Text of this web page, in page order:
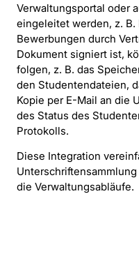
Verwaltungsportal oder
eingeleitet werden, z.
Bewerbungen durch
Dokument signiert ist,
folgen, z. B. das
den Studentendateien,
Kopie per E-Mail an die
des Status des
Protokolls.
Diese Integration
die Verwaltungsabläufe.